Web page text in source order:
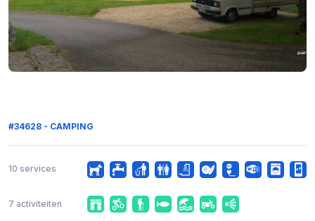
#34628 - CAMPING
10 services
7 activiteiten